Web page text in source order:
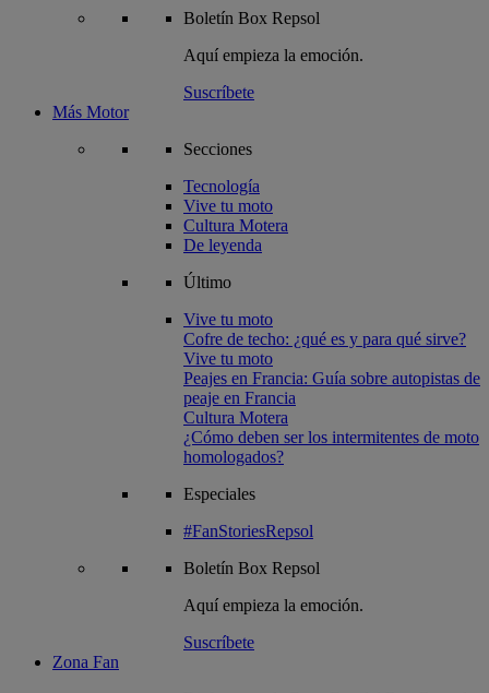
Boletín Box Repsol
Aquí empieza la emoción.
Suscríbete
Más Motor
Secciones
Tecnología
Vive tu moto
Cultura Motera
De leyenda
Último
Vive tu moto
Cofre de techo: ¿qué es y para qué sirve?
Vive tu moto
Peajes en Francia: Guía sobre autopistas de
peaje en Francia
Cultura Motera
¿Cómo deben ser los intermitentes de moto
homologados?
Especiales
#FanStoriesRepsol
Boletín Box Repsol
Aquí empieza la emoción.
Suscríbete
Zona Fan